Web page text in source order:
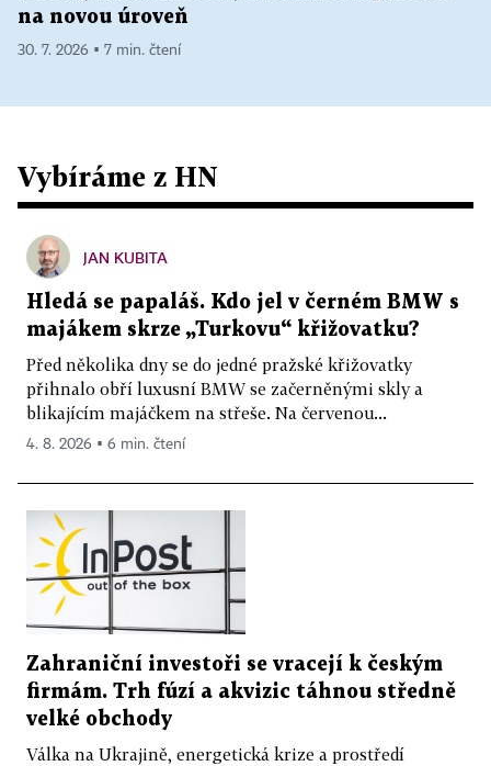
na novou úroveň
30. 7. 2026 ▪ 7 min. čtení
Vybíráme z HN
JAN KUBITA
Hledá se papaláš. Kdo jel v černém BMW s
majákem skrze „Turkovu“ křižovatku?
Před několika dny se do jedné pražské křižovatky
přihnalo obří luxusní BMW se začerněnými skly a
blikajícím majáčkem na střeše. Na červenou...
4. 8. 2026 ▪ 6 min. čtení
Zahraniční investoři se vracejí k českým
firmám. Trh fúzí a akvizic táhnou středně
velké obchody
Válka na Ukrajině, energetická krize a prostředí